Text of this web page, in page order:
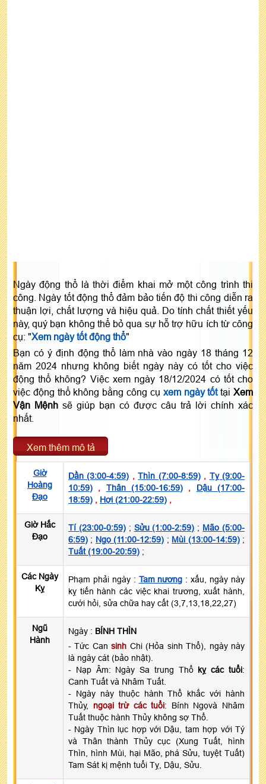
Ngày động thổ là thời điểm khai mở một công trình thi
công. Ngày tốt động thổ đảm bảo tiến độ thi công diễn ra
thuận lợi, chất lượng và hiệu quả. Do tính chất thiết yếu
này, quý bạn không thể bỏ qua sự hỗ trợ hữu ích từ công
cụ: "Xem ngày tốt động thổ"
Bạn có ý định động thổ làm nhà vào ngày 18 tháng 12
năm 2024 nhưng không biết ngày này có tốt cho việc
động thổ không? Việc xem ngày 18/12/2024 có tốt cho
việc động thổ không bằng công cụ xem ngày tốttạiXem
Vận Mệnh sẽ giúp bạn có được câu trả lời chính xác
nhất.
Xem thêm mô tả
Giờ
Hoàng
Đạo
Dần (3:00-4:59) ,Thìn (7:00-8:59), Tỵ (9:00-
10:59) , Thân (15:00-16:59) , Dậu (17:00-
18:59) , Hợi (21:00-22:59) ,
Giờ Hắc
Đạo
Tí (23:00-0:59); Sửu (1:00-2:59) ; Mão (5:00-
6:59) ; Ngọ (11:00-12:59) ; Mùi (13:00-14:59);
Tuất (19:00-20:59) ;
Các Ngày
Kỵ
Phạm phải ngày : Tam nương : xấu, ngày này
kỵ tiến hành các việc khai trương, xuất hành,
cưới hỏi, sửa chữa hay cất (3,7,13,18,22,27)
Ngũ
Hành
Ngày : BÍNH THÌN
- Tức Cansinh Chi (Hỏa sinh Thổ), ngày này
là ngày cát (bảo nhật).
- Nạp Âm: Ngày Sa trung Thổ kỵ các tuổi:
Canh Tuất và Nhâm Tuất.
- Ngày này thuộc hành Thổ khắc với hành
Thủy, ngoại trừ các tuổi: Bính Ngọvà Nhâm
Tuất thuộc hành Thủy không sợ Thổ.
- Ngày Thìn lục hợp với Dậu, tam hợp với Tý
và Thân thành Thủy cục (Xung Tuất, hình
Thìn, hình Mùi, hại Mão, phá Sửu, tuyệt Tuất)
Tam Sát kị mệnh tuổi Tỵ, Dậu, Sửu.